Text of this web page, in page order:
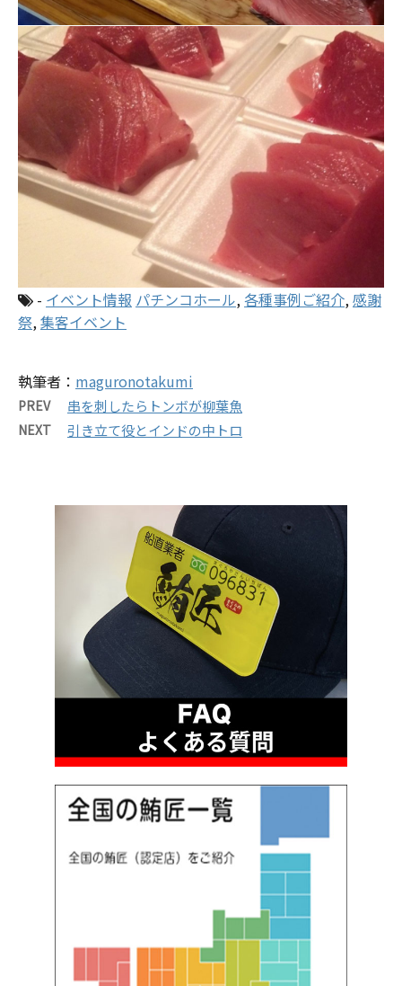
- イベント情報 パチンコホール,各種事例ご紹介,感謝
祭,集客イベント
執筆者： maguronotakumi
PREV 串を刺したらトンボが柳葉魚
NEXT 引き立て役とインドの中トロ